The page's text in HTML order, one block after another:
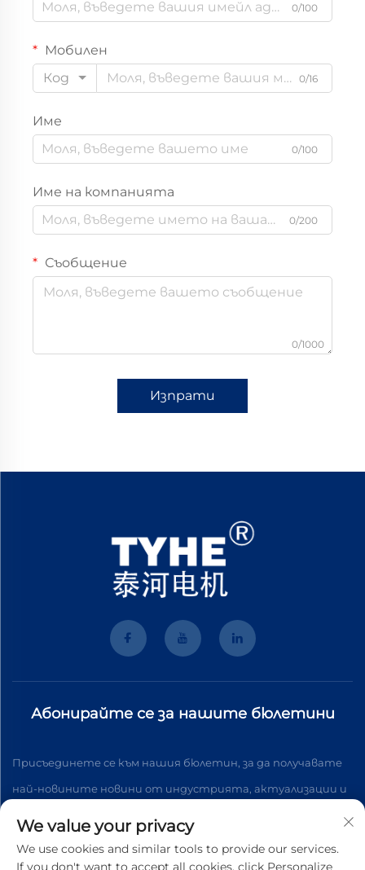
0/100
Мобилен
Код
0/16
Име
0/100
Име на компанията
0/200
Съобщение
0/1000
Изпрати
Абонирайте се за нашите бюлетини
Присъединете се към нашия бюлетин, за да получавате
най-новините новини от индустрията, актуализации и
We value your privacy
We use cookies and similar tools to provide our services.
If you don't want to accept all cookies, click Personalize